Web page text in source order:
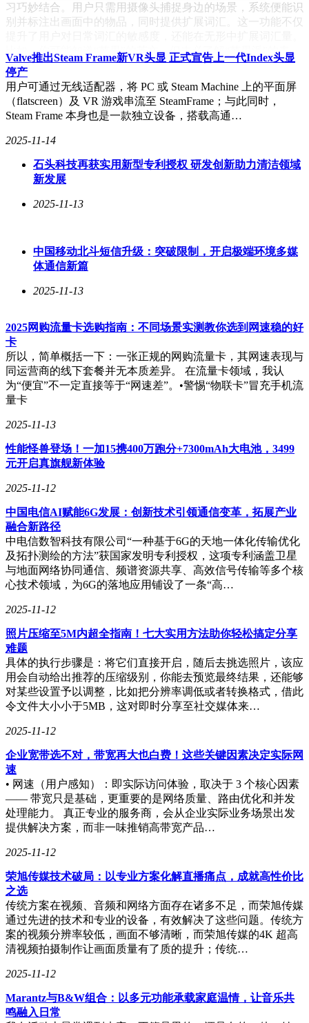
习巧妙结合。用户只需用摄像头捕捉身边的场景，系统便能识
别并标注出画面中的物品，同时提供扩展词汇。这一功能不仅
比如，你可能知道“苹果”的英文，但未必了解“苹果派”的表
达，而“Word Cam”则能在日常生活中帮你轻松掌握这些词
汇。
这三项实验性功能支持包括中文、英语、法语、西班牙语、葡
萄牙语、阿拉伯语、韩语、日语、俄语等在内的多种语言，满
足了全球用户的多样化需求。用户只需登录Google Labs平
Valve推出Steam Frame新VR头显 正式宣告上一代Index头显
停产
用户可通过无线适配器，将 PC 或 Steam Machine 上的平面屏
（flatscreen）及 VR 游戏串流至 SteamFrame；与此同时，
Steam Frame 本身也是一款独立设备，搭载高通…
2025-11-14
石头科技再获实用新型专利授权 研发创新助力清洁领域
新发展
2025-11-13
中国移动北斗短信升级：突破限制，开启极端环境多媒
体通信新篇
2025-11-13
2025网购流量卡选购指南：不同场景实测教你选到网速稳的好
卡
所以，简单概括一下：一张正规的网购流量卡，其网速表现与
同运营商的线下套餐并无本质差异。 在流量卡领域，我认
为“便宜”不一定直接等于“网速差”。•警惕“物联卡”冒充手机流
量卡
2025-11-13
性能怪兽登场！一加15携400万跑分+7300mAh大电池，3499
元开启真旗舰新体验
2025-11-12
中国电信AI赋能6G发展：创新技术引领通信变革，拓展产业
融合新路径
中电信数智科技有限公司“一种基于6G的天地一体化传输优化
及拓扑测绘的方法”获国家发明专利授权，这项专利涵盖卫星
与地面网络协同通信、频谱资源共享、高效信号传输等多个核
心技术领域，为6G的落地应用铺设了一条“高…
2025-11-12
照片压缩至5M内超全指南！七大实用方法助你轻松搞定分享
难题
具体的执行步骤是：将它们直接开启，随后去挑选照片，该应
用会自动给出推荐的压缩级别，你能去预览最终结果，还能够
对某些设置予以调整，比如把分辨率调低或者转换格式，借此
令文件大小小于5MB，这对即时分享至社交媒体来…
2025-11-12
企业宽带选不对，带宽再大也白费！这些关键因素决定实际网
速
• 网速（用户感知）：即实际访问体验，取决于 3 个核心因素
—— 带宽只是基础，更重要的是网络质量、路由优化和并发
处理能力。 真正专业的服务商，会从企业实际业务场景出发
提供解决方案，而非一味推销高带宽产品…
2025-11-12
荣旭传媒技术破局：以专业方案化解直播痛点，成就高性价比
之选
传统方案在视频、音频和网络方面存在诸多不足，而荣旭传媒
通过先进的技术和专业的设备，有效解决了这些问题。传统方
案的视频分辨率较低，画面不够清晰，而荣旭传媒的4K 超高
清视频拍摄制作让画面质量有了质的提升；传统…
2025-11-12
Marantz与B&W组合：以多元功能承载家庭温情，让音乐共
鸣融入日常